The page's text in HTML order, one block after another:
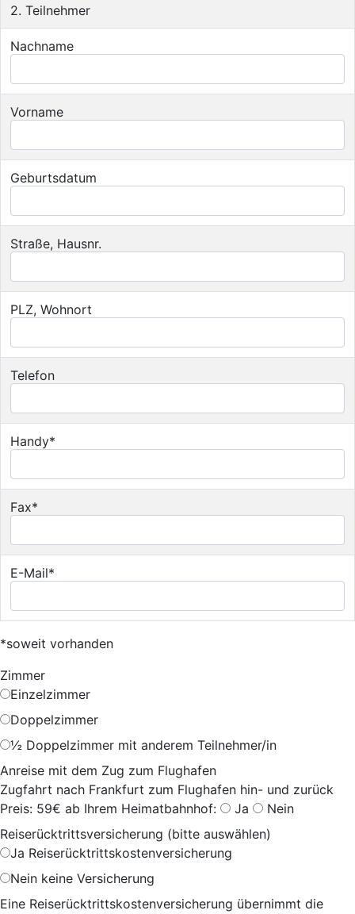
2. Teilnehmer
Nachname
Vorname
Geburtsdatum
Straße, Hausnr.
PLZ, Wohnort
Telefon
Handy*
Fax*
E-Mail*
*soweit vorhanden
Zimmer
Einzelzimmer
Doppelzimmer
½ Doppelzimmer mit anderem Teilnehmer/in
Anreise mit dem Zug zum Flughafen
Zugfahrt nach Frankfurt zum Flughafen hin- und zurück
Preis: 59€ ab Ihrem Heimatbahnhof:
Ja
Nein
Reiserücktrittsversicherung (bitte auswählen)
Ja Reiserücktrittskostenversicherung
Nein keine Versicherung
Eine Reiserücktrittskostenversicherung übernimmt die